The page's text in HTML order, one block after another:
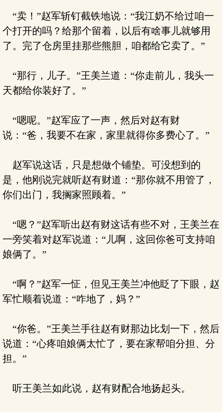
“卖！”赵军斩钉截铁地说：“我江奶不给过咱一
个打开的吗？给那个留着，以后有啥事儿就够用
了。完了仓房里挂那些熊胆，咱都给它卖了。”
“那行，儿子。”王美兰道：“你走前儿，我头一
天都给你装好了。”
“嗯呢。”赵军应了一声，然后对赵有财
说：“爸，我要不在家，家里就得你多费心了。”
赵军说这话，只是想做个铺垫。可没想到的
是，他刚说完就听赵有财道：“那你就不用管了，
你们出门，我搁家照顾着。”
“嗯？”赵军听出赵有财这话有些不对，王美兰在
一旁笑着对赵军说道：“儿啊，这回你爸可支持咱
娘俩了。”
“啊？”赵军一怔，但见王美兰冲他眨了下眼，赵
军忙顺着说道：“咋地了，妈？”
“你爸。”王美兰手往赵有财那边比划一下，然后
说道：“心疼咱娘俩太忙了，要在家帮咱分担、分
担。”
听王美兰如此说，赵有财配合地扬起头。